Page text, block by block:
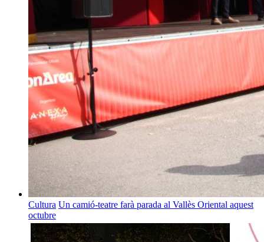
Cultura Un camió-teatre farà parada al Vallès Oriental aquest
octubre